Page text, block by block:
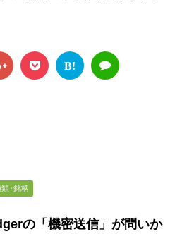
B!
･銘柄
の「機密送信」が問いか